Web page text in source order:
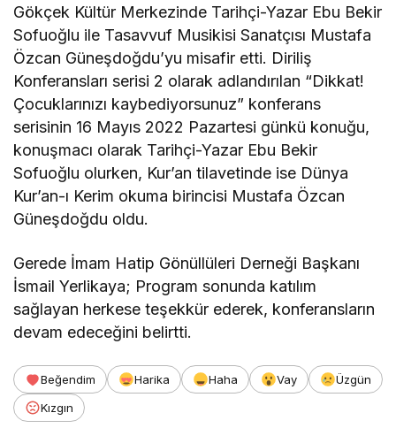
Gökçek Kültür Merkezinde Tarihçi-Yazar Ebu Bekir
Sofuoğlu ile Tasavvuf Musikisi Sanatçısı Mustafa
Özcan Güneşdoğdu’yu misafir etti. Diriliş
Konferansları serisi 2 olarak adlandırılan “Dikkat!
Çocuklarınızı kaybediyorsunuz” konferans
serisinin 16 Mayıs 2022 Pazartesi günkü konuğu,
konuşmacı olarak Tarihçi-Yazar Ebu Bekir
Sofuoğlu olurken, Kur’an tilavetinde ise Dünya
Kur’an-ı Kerim okuma birincisi Mustafa Özcan
Güneşdoğdu oldu.
Gerede İmam Hatip Gönüllüleri Derneği Başkanı
İsmail Yerlikaya; Program sonunda katılım
sağlayan herkese teşekkür ederek, konferansların
devam edeceğini belirtti.
Beğendim Harika Haha Vay
Üzgün
Kızgın